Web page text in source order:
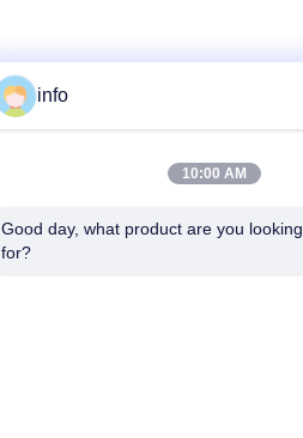
info
10:00 AM
Good day, what product are you looking
for?